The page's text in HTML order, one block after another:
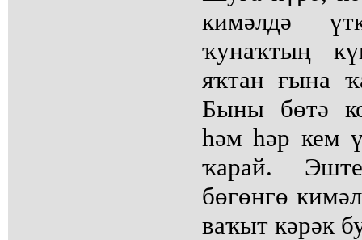
кимәлдә
ҡунаҡтың
яҡтан ғына
Быны бөтә
һәм һәр кем
ҡарай.
бөгөнгө
ваҡыт кәрәк